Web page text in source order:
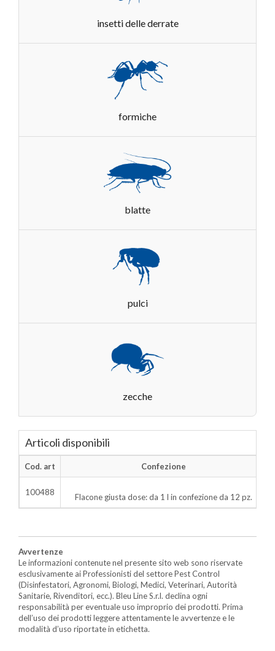
insetti delle derrate
formiche
blatte
pulci
zecche
Articoli disponibili
Cod. art Confezione
100488 Flacone giusta dose: da 1 l in confezione da 12 pz.
Avvertenze
Le informazioni contenute nel presente sito web sono riservate
esclusivamente ai Professionisti del settore Pest Control
(Disinfestatori, Agronomi, Biologi, Medici, Veterinari, Autorità
Sanitarie, Rivenditori, ecc.). Bleu Line S.r.l. declina ogni
responsabilità per eventuale uso improprio dei prodotti. Prima
dell’uso dei prodotti leggere attentamente le avvertenze e le
modalità d’uso riportate in etichetta.